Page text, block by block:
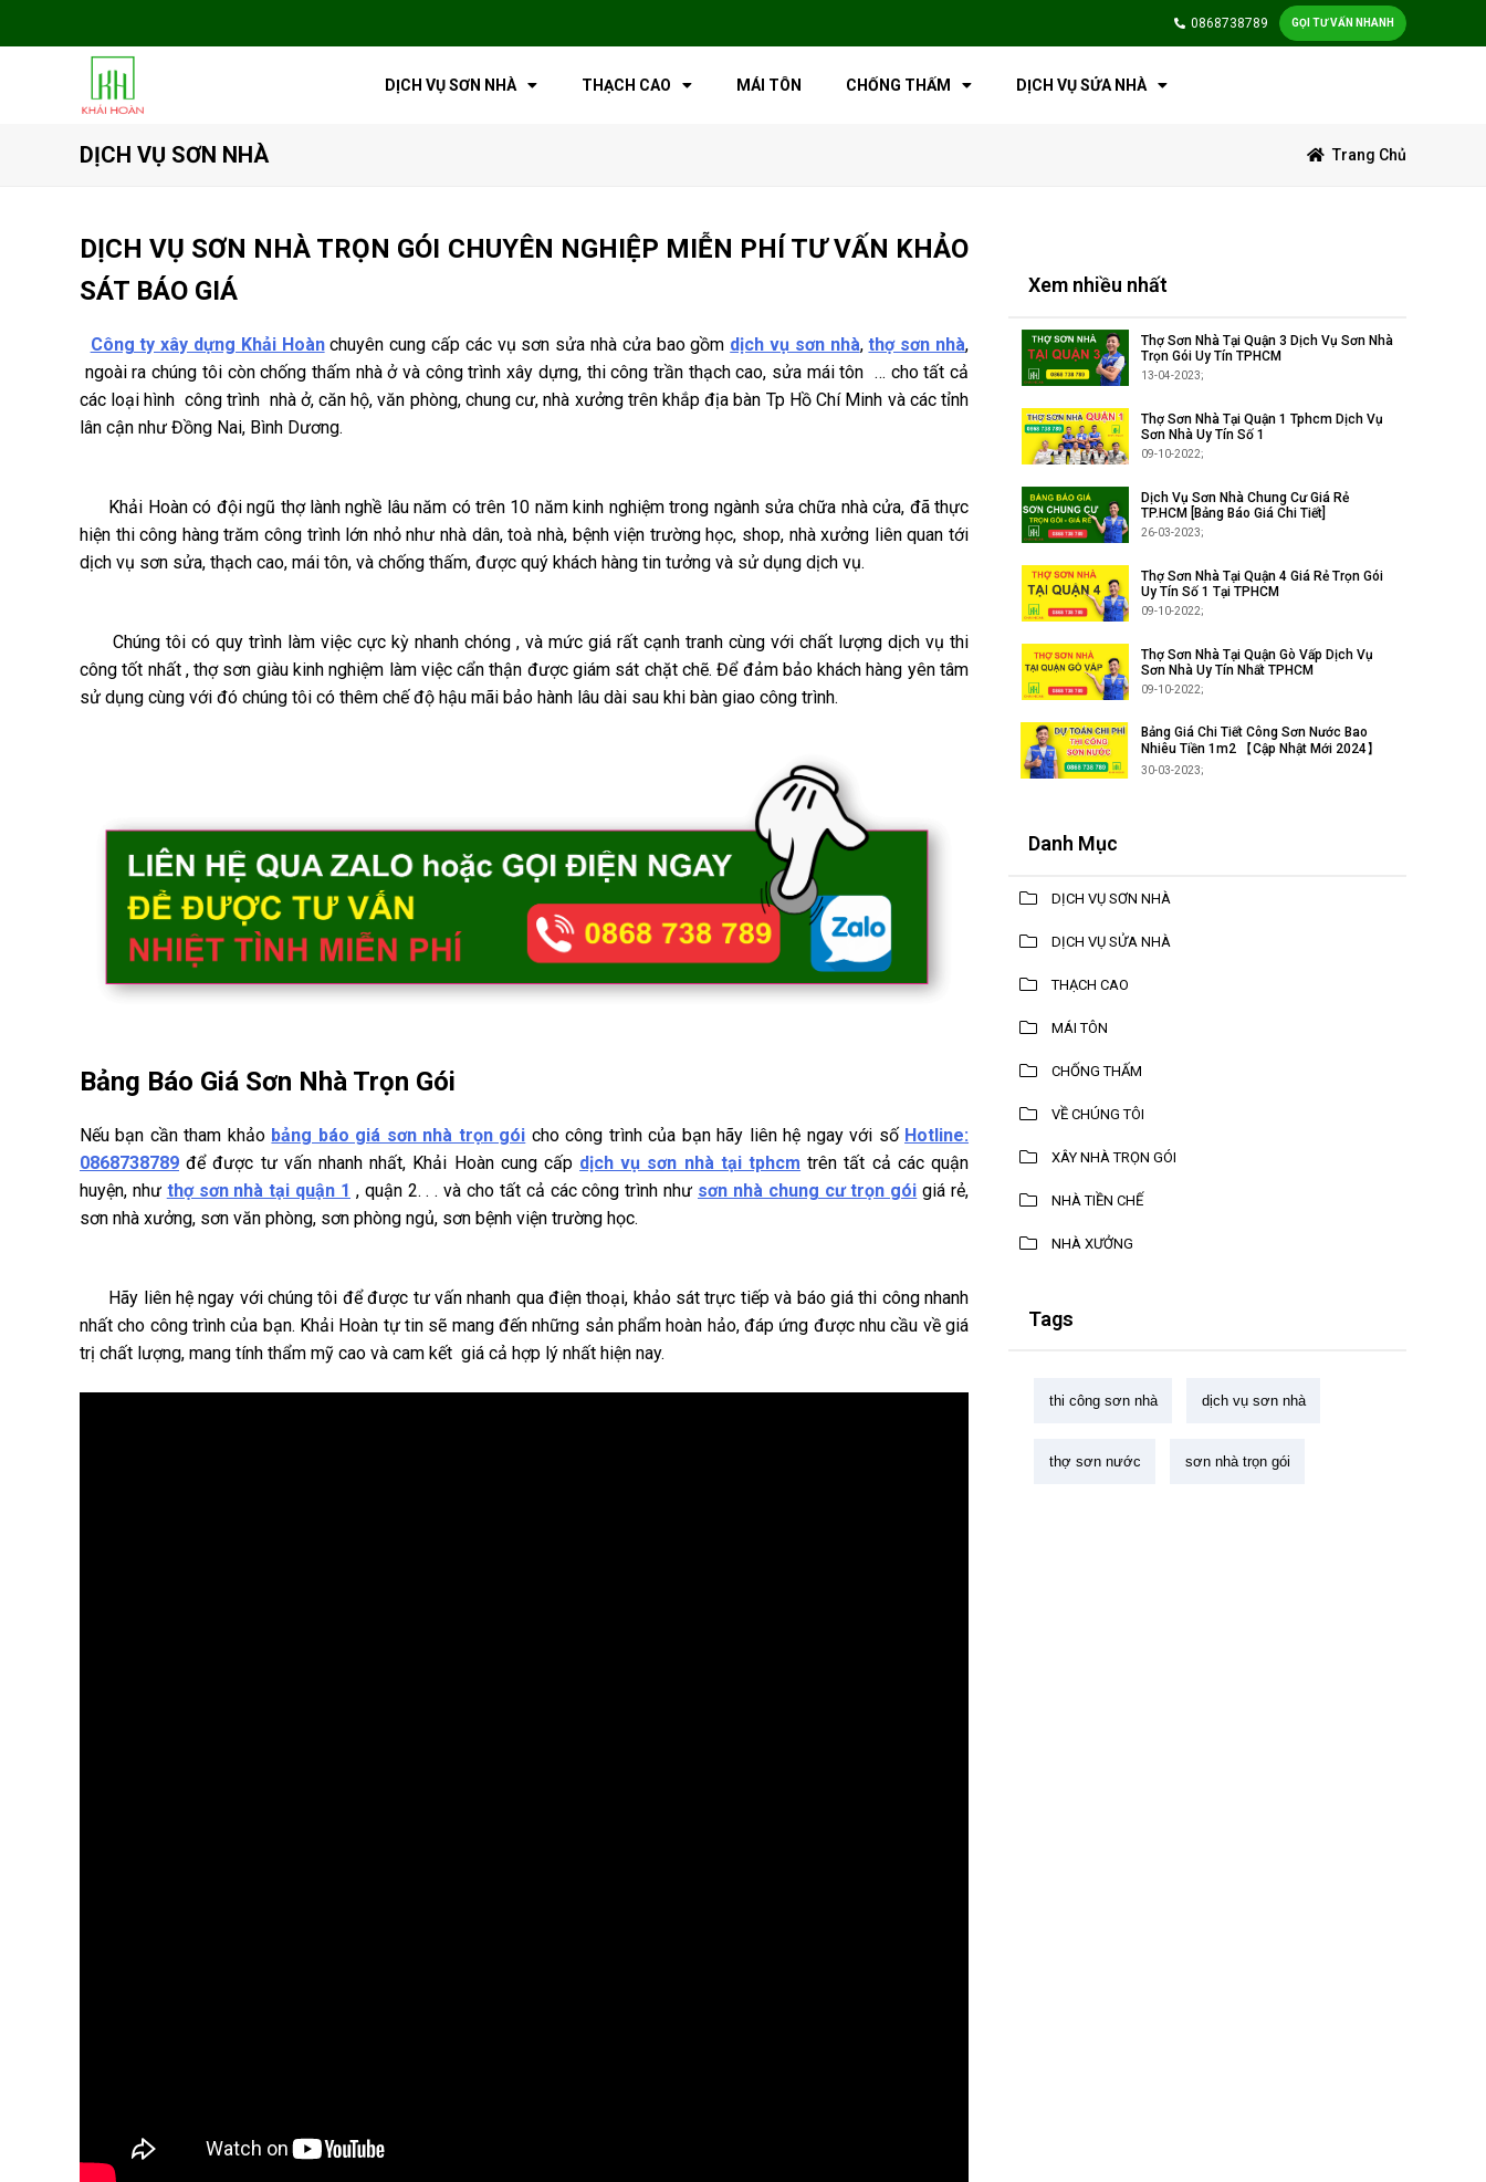
0868738789 GỌI TƯ VẤN NHANH
DỊCH VỤ SƠN NHÀ THẠCH CAO MÁI TÔN CHỐNG THẤM DỊCH VỤ SỬA NHÀ
DỊCH VỤ SƠN NHÀ Trang Chủ
DỊCH VỤ SƠN NHÀ TRỌN GÓI CHUYÊN NGHIỆP MIỄN PHÍ TƯ VẤN KHẢO
SÁT BÁO GIÁ
Công ty xây dựng Khải Hoànchuyên cung cấp các vụ sơn sửa nhà cửa bao gồm dịch vụ sơn nhà,thợ sơn nhà,
ngoài ra chúng tôi còn chống thấm nhà ở và công trình xây dựng, thi công trần thạch cao, sửa mái tôn … cho tất cả
các loại hình công trình nhà ở, căn hộ, văn phòng, chung cư, nhà xưởng trên khắp địa bàn Tp Hồ Chí Minh và các tỉnh
lân cận như Đồng Nai, Bình Dương.
Khải Hoàn có đội ngũ thợ lành nghề lâu năm có trên 10 năm kinh nghiệm trong ngành sửa chữa nhà cửa, đã thực
hiện thi công hàng trăm công trình lớn nhỏ như nhà dân, toà nhà, bệnh viện trường học, shop, nhà xưởng liên quan tới
dịch vụ sơn sửa, thạch cao, mái tôn, và chống thấm, được quý khách hàng tin tưởng và sử dụng dịch vụ.
Chúng tôi có quy trình làm việc cực kỳ nhanh chóng , và mức giá rất cạnh tranh cùng với chất lượng dịch vụ thi
công tốt nhất , thợ sơn giàu kinh nghiệm làm việc cẩn thận được giám sát chặt chẽ. Để đảm bảo khách hàng yên tâm
sử dụng cùng với đó chúng tôi có thêm chế độ hậu mãi bảo hành lâu dài sau khi bàn giao công trình.
Bảng Báo Giá Sơn Nhà Trọn Gói
Nếu bạn cần tham khảo bảng báo giá sơn nhà trọn gói cho công trình của bạn hãy liên hệ ngay với số Hotline:
0868738789 để được tư vấn nhanh nhất, Khải Hoàn cung cấp dịch vụ sơn nhà tại tphcm trên tất cả các quận
huyện, như thợ sơn nhà tại quận 1 , quận 2. . . và cho tất cả các công trình như sơn nhà chung cư trọn gói giá rẻ,
sơn nhà xưởng, sơn văn phòng, sơn phòng ngủ, sơn bệnh viện trường học.
Hãy liên hệ ngay với chúng tôi để được tư vấn nhanh qua điện thoại, khảo sát trực tiếp và báo giá thi công nhanh
nhất cho công trình của bạn. Khải Hoàn tự tin sẽ mang đến những sản phẩm hoàn hảo, đáp ứng được nhu cầu về giá
trị chất lượng, mang tính thẩm mỹ cao và cam kết giá cả hợp lý nhất hiện nay.
Xem nhiều nhất
Thợ Sơn Nhà Tại Quận 3 Dịch Vụ Sơn Nhà
Trọn Gói Uy Tín TPHCM
13-04-2023;
Thợ Sơn Nhà Tại Quận 1 Tphcm Dịch Vụ
Sơn Nhà Uy Tín Số 1
09-10-2022;
Dịch Vụ Sơn Nhà Chung Cư Giá Rẻ
TP.HCM [Bảng Báo Giá Chi Tiết]
26-03-2023;
Thợ Sơn Nhà Tại Quận 4 Giá Rẻ Trọn Gói
Uy Tín Số 1 Tại TPHCM
09-10-2022;
Thợ Sơn Nhà Tại Quận Gò Vấp Dịch Vụ
Sơn Nhà Uy Tín Nhất TPHCM
09-10-2022;
Bảng Giá Chi Tiết Công Sơn Nước Bao
Nhiêu Tiền 1m2 【Cập Nhật Mới 2024】
30-03-2023;
Danh Mục
DỊCH VỤ SƠN NHÀ
DỊCH VỤ SỬA NHÀ
THẠCH CAO
MÁI TÔN
CHỐNG THẤM
VỀ CHÚNG TÔI
XÂY NHÀ TRỌN GÓI
NHÀ TIỀN CHẾ
NHÀ XƯỞNG
Tags
thi công sơn nhà dịch vụ sơn nhà
thợ sơn nước sơn nhà trọn gói